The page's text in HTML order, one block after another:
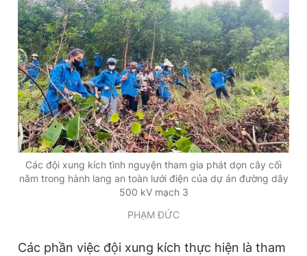
Các đội xung kích tình nguyện tham gia phát dọn cây cối
nằm trong hành lang an toàn lưới điện của dự án đường dây
500 kV mạch 3
PHẠM ĐỨC
Các phần việc đội xung kích thực hiện là tham